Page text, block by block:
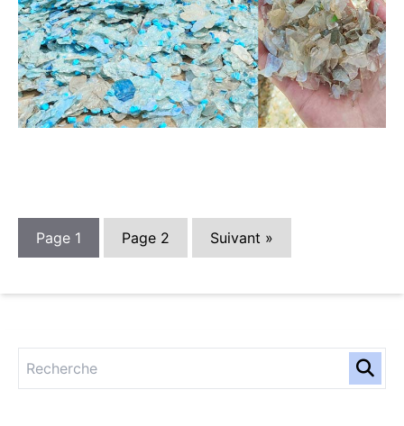
Page 1 Page 2 Suivant »